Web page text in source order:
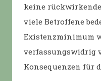
keine
viele Betroffene
Existenzminimum
verfassungswidrig
Konsequenzen für